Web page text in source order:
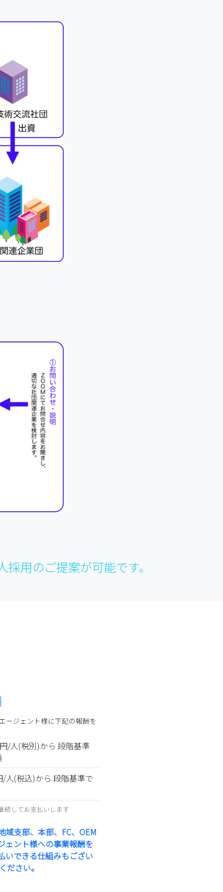
用のご提案が可能です。
ージェント様に下記の報酬を
続してお支払いします
/人(税別)から 段階基準
人(税込)から 段階基準で
域支部、本部、FC、OEM
ェント様への事業報酬を
いできる仕組みもござい
ださい。